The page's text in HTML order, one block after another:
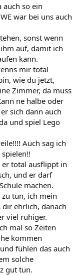
auch so ein
war bei uns auch
sonst wenn
auf, damit ich
kann.
mir total
wie du jetzt,
Zimmer, da muss
ne halbe oder
sich dann auch
und spiel Lego
Auch sag ich
er total ausflippt in
und er darf
machen.
tun, ich mein
ehrlich, danach
viel ruhiger.
mal so Zeiten
kommen
fühlen das auch
solche
gut tun.